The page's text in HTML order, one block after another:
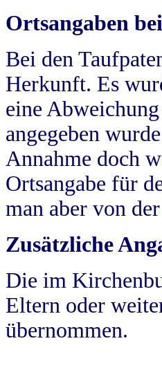
Ortsangaben
Bei den
Herkunft. Es
eine
angegeben
Annahme doch
Ortsangabe für
man aber von
Zusätzliche
Die im
Eltern oder
übernommen.